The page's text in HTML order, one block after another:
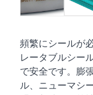
頻繁にシールが
レータブルシー
で安全です。膨
ル、ニューマシ